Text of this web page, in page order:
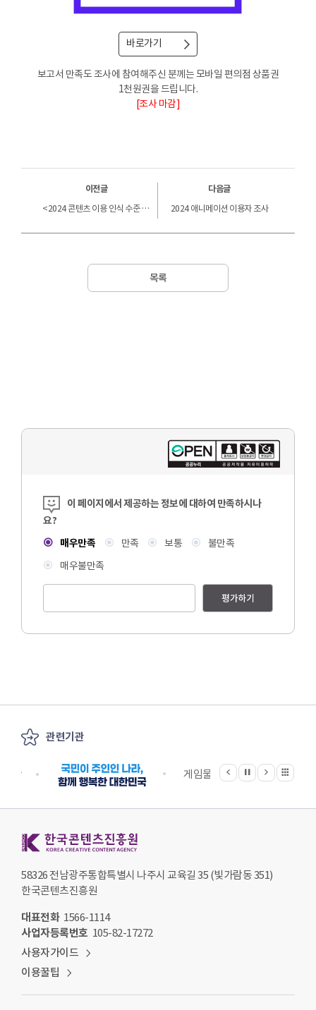
바로가기
보고서 만족도 조사에 참여해주신 분께는 모바일 편의점 상품권
1천원권을 드립니다.
[조사 마감]
이전글
<2024 콘텐츠 이용 인식 수준 조사> 연구보고서
다음글
2024 애니메이션 이용자 조사
목록
콘텐츠 만족도 조사
이 페이지에서 제공하는 정보에 대하여 만족하시나
요?
매우만족
만족 보통
불만족
매우불만족
평가하기
관련기관
게임물관리위원회
이전
정지
다음 관련기관 전체보기
58326 전남광주통합특별시 나주시 교육길 35 (빛가람동 351)
한국콘텐츠진흥원
대표전화 1566-1114
사업자등록번호 105-82-17272
사용자가이드
이용꿀팁